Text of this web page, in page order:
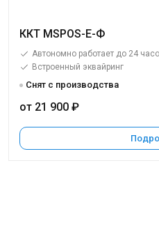
ККТ MSPOS-E-Ф
Автономно работает до 24
Встроенный эквайринг
Снят с производства
от 21 900 ₽